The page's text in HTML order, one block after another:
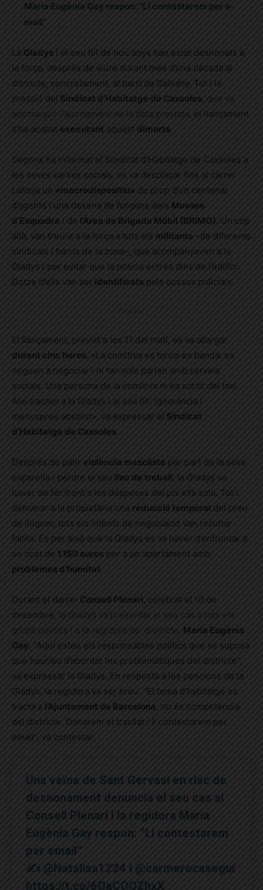
Maria Eugènia Gay respon: “Li contestarem per e-
mail”
La Gladys i el seu fill de nou anys han estat desnonats a
la força, després de viure durant més d’una dècada al
districte, concretament, al barri de Galvany. Tot i la
pressió del Sindicat d’Habitatge de Cassoles, que va
aconseguir l’ajornament de la data prevista, el llançament
s’ha acabat executant aquest dimarts
Segons ha informat el Sindicat d’Habitatge de Cassoles a
les seves xarxes socials, es va desplaçar fins al carrer
Laforja un «macrodispositiu» de prop d’un centenar
d’agents i una desena de furgons dels Mossos
d’Esquadra i de l’Àrea de Brigada Mòbil (BRIMO). Un cop
allà, van treure a la força a tots els militants –de diferents
sindicats i barris de la zona–, que acompanyaven a la
Gladys i per evitar que la policia entrés dins de l’edifici.
Dotze d’ells van ser identificats pels cossos policials.
El llançament, previst a les 11 del matí, es va allargar
durant cinc hores. « La comitiva es tanca en banda: es
neguen a negociar i ni tan sols parlen amb serveis
socials. Una persona de la comitiva ni ha sortit del taxi.
Així tracten a la Gladys i al seu fill, ignorància i
menyspreu absolut», va expressar el Sindicat
d’Habitatge de Cassoles.
Després de patir violència masclista per part de la seva
exparella i perdre el seu lloc de treball, la Gladys va
haver de fer front a les despeses del pis ella sola. Tot i
demanar a la propietària una reducció temporal del preu
de lloguer, tots els intents de negociació van resultar
fallits. És per això que la Gladys es va haver d’enfrontar a
un cost de 1.150 euros per a un apartament amb
problemes d’humitat
Durant el darrer Consell Plenari, celebrat el 10 de
desembre,
la Gladys va presentar el seu cas a tots els
grups polítics i a la regidora del districte, Maria Eugènia
Gay. “Aquí esteu els responsables polítics que se suposa
que hauríeu d’abordar les problemàtiques del districte”,
va expressar la Gladys.
En resposta a les peticions de la
Gladys, la regidora va ser breu. “El tema d’habitatge es
tracta a l’Ajuntament de Barcelona
, no és competència
del districte. Donarem el trasllat i li contestarem per
email”, va contestar.
Una veïna de Sant Gervasi en risc de
desnonament denuncia el seu cas al
Consell Plenari i la regidora Maria
Eugènia Gay respon: “Li contestarem
per email”
✍️ @Nataliaa1224 i @carmerocasegui
https://t.co/6OaCOQZhxX